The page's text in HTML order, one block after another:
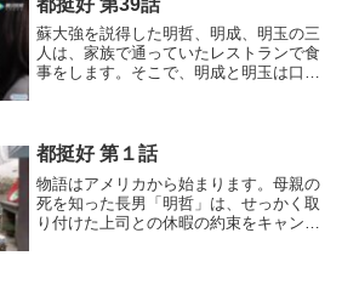
蘇大強を説得した明哲、明成、明玉の三
人は、家族で通っていたレストランで食
事をします。そこで、明成と明玉は口で
場の現場に行ったと聞いた...
都挺好 第１話
物語はアメリカから始まります。母親の
死を知った長男「明哲」は、せっかく取
り付けた上司との休暇の約束をキャンセ